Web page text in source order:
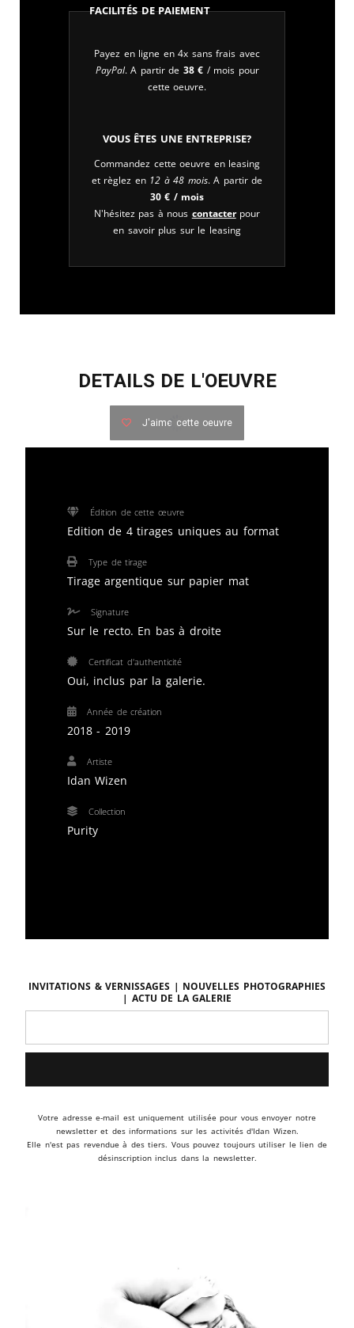
Facilités de paiement
Payez en ligne en 4x sans frais avec
PayPal. A partir de 38 € / mois pour
cette oeuvre.
Vous êtes une entreprise?
Commandez cette oeuvre en leasing
et règlez en 12 à 48 mois. A partir de
30€ / mois
N'hésitez pas à nous contacterpour
en savoir plus sur le leasing
DETAILS DE L'OEUVRE
J'aime cette oeuvre
Édition de cette œuvre
Edition de 4 tirages uniques au format
Type de tirage
Tirage argentique sur papier mat
Signature
Sur le recto. En bas à droite
Certificat d'authenticité
Oui, inclus par la galerie.
Année de création
2018 - 2019
Artiste
Idan Wizen
Collection
Purity
Invitations & vernissages | Nouvelles photographies
| Actu de la galerie
Votre adresse e-mail est uniquement utilisée pour vous envoyer notre
newsletter et des informations sur les activités d'Idan Wizen.
Elle n'est pas revendue à des tiers. Vous pouvez toujours utiliser le lien de
désinscription inclus dans la newsletter.